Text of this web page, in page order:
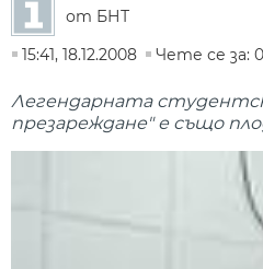
от БНТ
15:41, 18.12.2008
Чете се за:
Легендарната
презареждане" е също